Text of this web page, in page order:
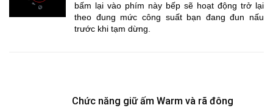
bấm lại vào phím này bếp sẽ hoạt động trở lại
theo đung mức công suất bạn đang đun nấu
trước khi tạm dừng.
Chức năng giữ ấm Warm và rã đông